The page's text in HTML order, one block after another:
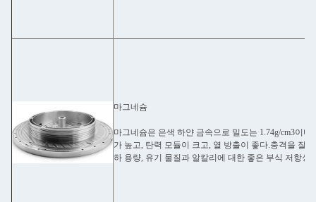
마그네슘
마그네슘은 은색 하얀 금속으로 밀도는 1.74g/cm3이
가 높고, 탄력 모듈이 크고, 열 방출이 좋다.충격을 잘
하 용량, 유기 물질과 알칼리에 대한 좋은 부식 저항성.